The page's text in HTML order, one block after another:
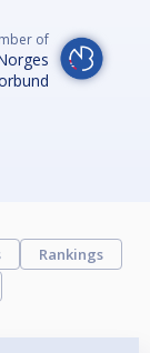
of
Rankings